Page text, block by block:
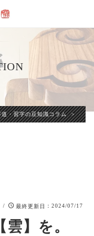
道・習字の豆知識コラム > 神棚
/ 最終更新日 ：2024/07/17
】を。